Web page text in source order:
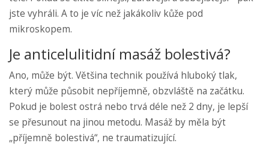
jste vyhráli. A to je víc než jakákoliv kůže pod
mikroskopem.
Je anticelulitidní masáž bolestivá?
Ano, může být. Většina technik používá hluboký tlak,
který může působit nepříjemně, obzvláště na začátku.
Pokud je bolest ostrá nebo trvá déle než 2 dny, je lepší
se přesunout na jinou metodu. Masáž by měla být
„příjemně bolestivá“, ne traumatizující.